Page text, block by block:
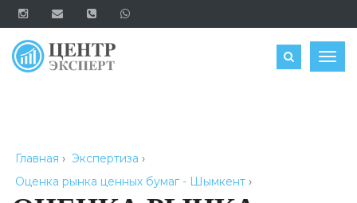
ОЦЕНИТЬ
Главная › Экспертиза ›
Оценка рынка ценных бумаг - Шымкент ›